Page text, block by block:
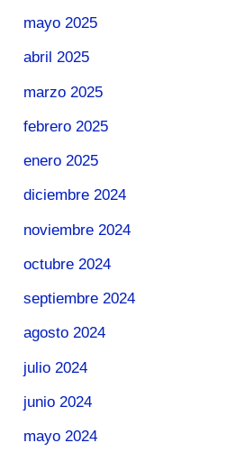
mayo 2025
abril 2025
marzo 2025
febrero 2025
enero 2025
diciembre 2024
noviembre 2024
octubre 2024
septiembre 2024
agosto 2024
julio 2024
junio 2024
mayo 2024